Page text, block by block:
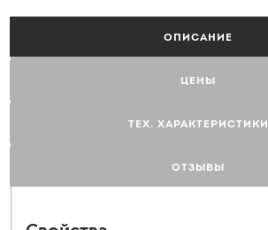
ОПИСАНИЕ
ЦЕНЫ
ТЕХ. ХАРАКТЕРИСТИКИ
ОТЗЫВЫ